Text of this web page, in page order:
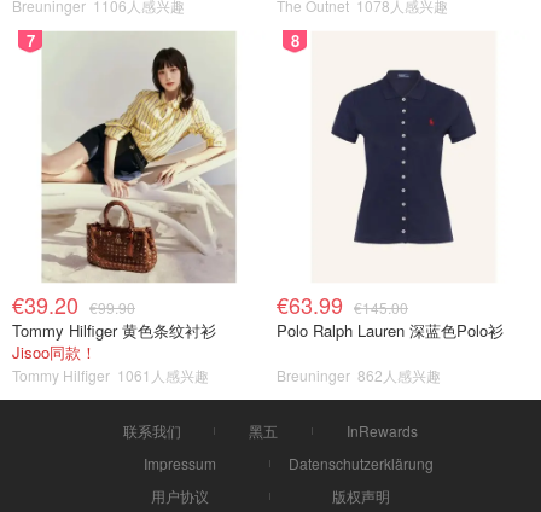
Breuninger 1106人感兴趣 The Outnet 1078人感兴趣
7
€39.20 €99.90
Tommy Hilfiger 黄色条纹衬衫
Jisoo同款！
Tommy Hilfiger 1061人感兴趣
8
€63.99 €145.00
Polo Ralph Lauren 深蓝色Polo衫
Breuninger 862人感兴趣
联系我们 黑五
InRewards
Impressum
Datenschutzerklärung
用户协议
版权声明